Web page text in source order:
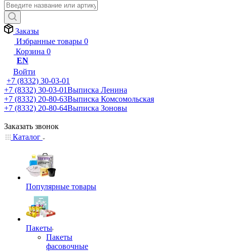
Заказы
Избранные товары 0
Корзина 0
EN
Войти
+7 (8332) 30-03-01
+7 (8332) 30-03-01Выписка Ленина
+7 (8332) 20-80-63Выписка Комсомольская
+7 (8332) 20-80-64Выписка Зоновы
Заказать звонок
Каталог
Популярные товары
Пакеты
Пакеты
фасовочные